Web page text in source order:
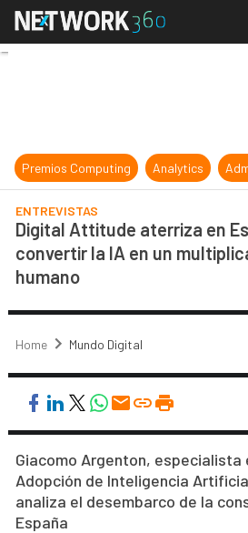
Digital
Premios Computing Analytics
ENTREVISTAS
Digital Attitude aterriza en
convertir la IA en un
humano
Home Mundo Digital
Giacomo Argenton, especialista
Adopción de Inteligencia
analiza el desembarco de la
España